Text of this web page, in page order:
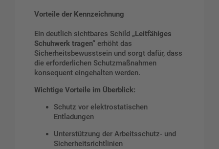
Vorteile der Kennzeichnung
Ein deutlich sichtbares Schild „Leitfähiges
Schuhwerk tragen“ erhöht das
Sicherheitsbewusstsein und sorgt dafür, dass
die erforderlichen Schutzmaßnahmen
konsequent eingehalten werden.
Wichtige Vorteile im Überblick:
Schutz vor elektrostatischen
Entladungen
Unterstützung der Arbeitsschutz- und
Sicherheitsrichtlinien